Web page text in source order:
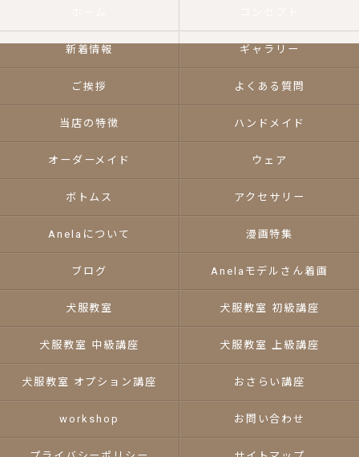
新着情報 ギャラリー
ご挨拶 よくある質問
当店の特徴 ハンドメイド
オーダーメイド ウェア
ボトムス アクセサリー
Anelaについて 漫画特集
ブログ Anelaモデルさん着画
犬服教室 犬服教室 初級講座
犬服教室 中級講座 犬服教室 上級講座
犬服教室 オプション講座 おさらい講座
workshop お問い合わせ